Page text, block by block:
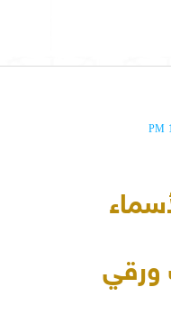
ورقي